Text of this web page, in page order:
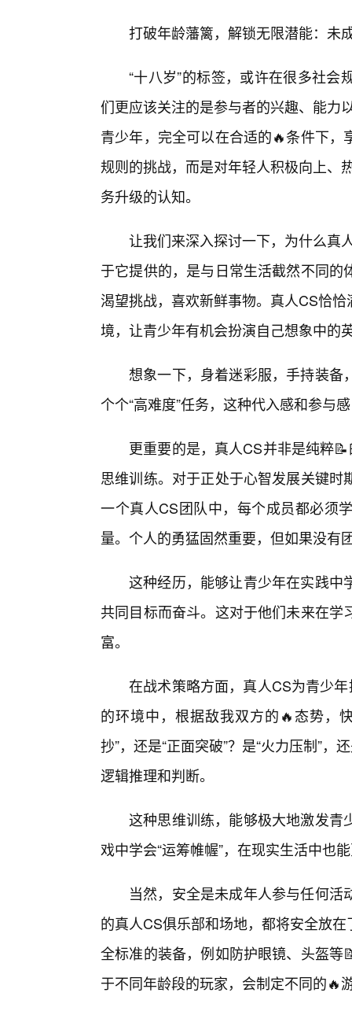
打破年龄藩篱，解锁无限潜能：未
“十八岁”的标签，或许在很多社
们更应该关注的是参与者的兴趣、能力
青少年，完全可以在合适的🔥条件下
规则的挑战，而是对年轻人积极向上、
务升级的认知。
让我们来深入探讨一下，为什么真
于它提供的，是与日常生活截然不同
渴望挑战，喜欢新鲜事物。真人CS恰
境，让青少年有机会扮演自己想象中的
想象一下，身着迷彩服，手持装备
个个“高难度”任务，这种代入感和参与
更重要的是，真人CS并非是纯粹
思维训练。对于正处于心智发展关键
一个真人CS团队中，每个成员都必须
量。个人的勇猛固然重要，但如果没有
这种经历，能够让青少年在实践中
共同目标而奋斗。这对于他们未来在
富。
在战术策略方面，真人CS为青少
的环境中，根据敌我双方的🔥态势，
抄”，还是“正面突破”？是“火力压制”，
逻辑推理和判断。
这种思维训练，能够极大地激发青
戏中学会“运筹帷幄”，在现实生活中也
当然，安全是未成年人参与任何
的真人CS俱乐部和场地，都将安全放
全标准的装备，例如防护眼镜、头盔
于不同年龄段的玩家，会制定不同的🔥